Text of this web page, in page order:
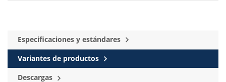
Especificaciones y estándares
Variantes de productos
Descargas